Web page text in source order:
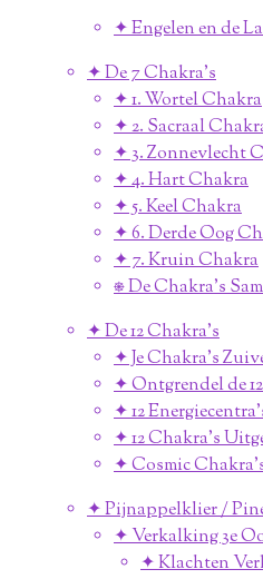
✦ Engelen en de
✦ De 7 Chakra's
✦ 1. Wortel Chakra
✦ 2. Sacraal
✦ 3. Zonnevlecht
✦ 4. Hart Chakra
✦ 5. Keel Chakra
✦ 6. Derde Oog
✦ 7. Kruin Chakra
⎈ De Chakra's
✦ De 12 Chakra's
✦ Je Chakra's
✦ Ontgrendel de
✦ 12
✦ 12 Chakra's
✦ Cosmic
✦ Pijnappelklier /
✦ Verkalking 3e
✦ Klachten